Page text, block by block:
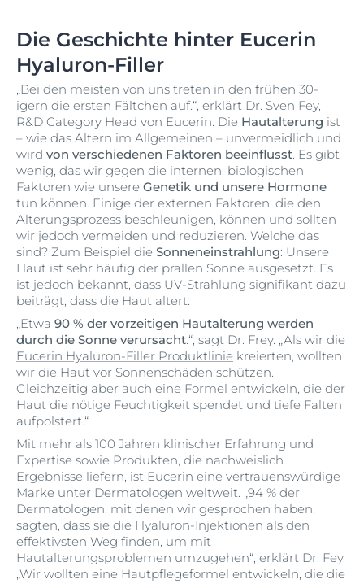
Die Geschichte hinter Eucerin
Hyaluron-Filler
„Bei den meisten von uns treten in den frühen 30-
igern die ersten Fältchen auf.“, erklärt Dr. Sven Fey,
R&D Category Head von Eucerin. Die Hautalterung ist
– wie das Altern im Allgemeinen – unvermeidlich und
wird von verschiedenen Faktoren beeinflusst. Es gibt
wenig, das wir gegen die internen, biologischen
Faktoren wie unsere Genetik und unsere Hormone
tun können. Einige der externen Faktoren, die den
Alterungsprozess beschleunigen, können und sollten
wir jedoch vermeiden und reduzieren. Welche das
sind? Zum Beispiel die Sonneneinstrahlung: Unsere
Haut ist sehr häufig der prallen Sonne ausgesetzt. Es
ist jedoch bekannt, dass UV-Strahlung signifikant dazu
beiträgt, dass die Haut altert:
„Etwa 90 % der vorzeitigen Hautalterung werden
durch die Sonne verursacht.“, sagt Dr. Frey. „Als wir die
Eucerin Hyaluron-Filler Produktlinie kreierten, wollten
wir die Haut vor Sonnenschäden schützen.
Gleichzeitig aber auch eine Formel entwickeln, die der
Haut die nötige Feuchtigkeit spendet und tiefe Falten
aufpolstert.“
Mit mehr als 100 Jahren klinischer Erfahrung und
Expertise sowie Produkten, die nachweislich
Ergebnisse liefern, ist Eucerin eine vertrauenswürdige
Marke unter Dermatologen weltweit. „94 % der
Dermatologen, mit denen wir gesprochen haben,
sagten, dass sie die Hyaluron-Injektionen als den
effektivsten Weg finden, um mit
Hautalterungsproblemen umzugehen“, erklärt Dr. Fey.
„Wir wollten eine Hautpflegeformel entwickeln, die die